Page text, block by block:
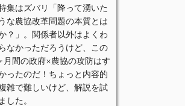
集はズバリ「降って湧いた
な農協改革問題の本質とは
？」。関係者以外はよくわ
なかっただろうけど、この
月間の政府×農協の攻防はす
ったのだ！ちょっと内容的
雑で難しいけど、解説を試
した。